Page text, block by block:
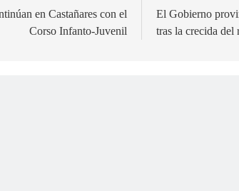
en Castañares con el
Corso Infanto-Juvenil
El Gobierno
tras la crecida del